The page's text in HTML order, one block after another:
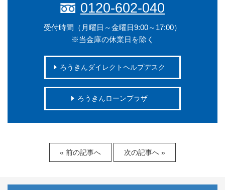
0120-602-040
受付時間（月曜日～金曜日9:00～17:00）
※当金庫の休業日を除く
ろうきんダイレクトヘルプデスク
ろうきんローンプラザ
« 前の記事へ 次の記事へ »